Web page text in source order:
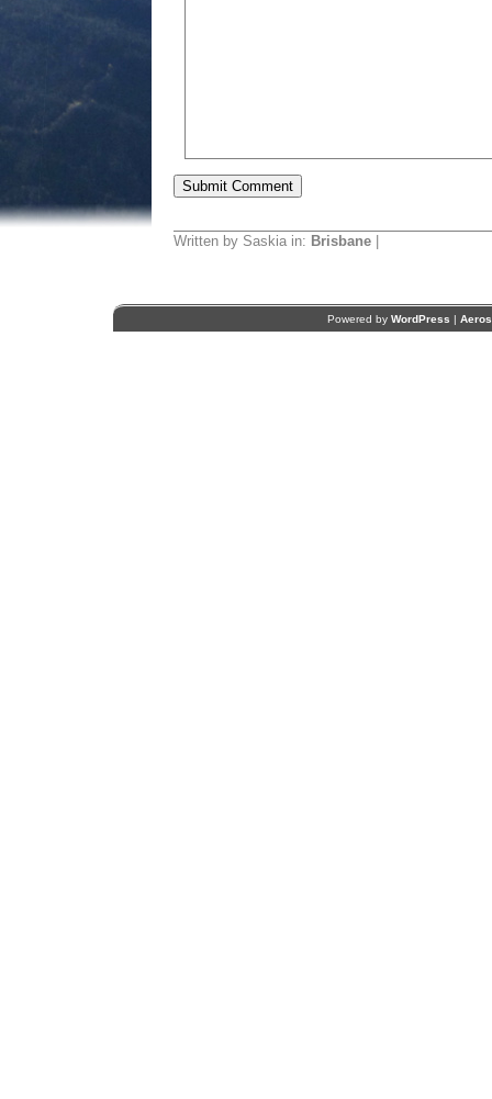
Written by Saskia in: Brisbane|
Powered by WordPress |